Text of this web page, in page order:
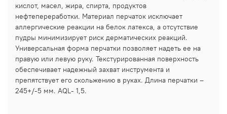
кислот, масел, жира, спирта, продуктов
нефтепереработки. Материал перчаток исключает
аллергические реакции на белок латекса, а отсутствие
пудры минимизирует риск дерматических реакций.
Универсальная форма перчатки позволяет надеть ее на
правую или левую руку. Текстурированная поверхность
обеспечивает надежный захват инструмента и
препятствует его скольжению в руках. Длина перчатки –
245+/-5 мм. AQL- 1,5.